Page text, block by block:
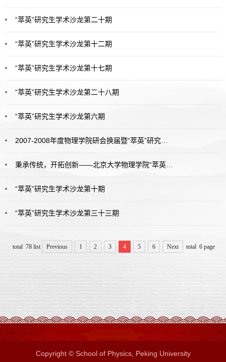
“萃英”研究生学术沙龙第二十期
“萃英”研究生学术沙龙第十二期
“萃英”研究生学术沙龙第十七期
“萃英”研究生学术沙龙第二十八期
“萃英”研究生学术沙龙第六期
2007-2008年度物理学院研会换届暨“萃英”研究生学术沙龙优秀组织者颁奖典礼
秉承传统，开拓创新——北京大学物理学院“萃英”研究生学术沙龙掠影
“萃英”研究生学术沙龙第十期
“萃英”研究生学术沙龙第三十三期
total 78 list Previous 1 2 3 4 5 6 Next total 6 page
Copyright © School of Physics, Peking University